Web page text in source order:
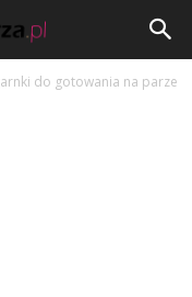
do gotowania na parze